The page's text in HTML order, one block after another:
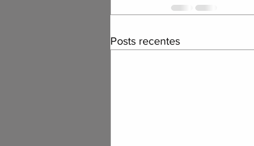
Posts recentes